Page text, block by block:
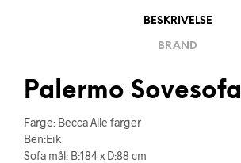
BESKRIVELSE
BRAND
Palermo Sovesofa
Farge: Becca Alle farger
Ben:Eik
Sofa mål: B:184 x D:88 cm